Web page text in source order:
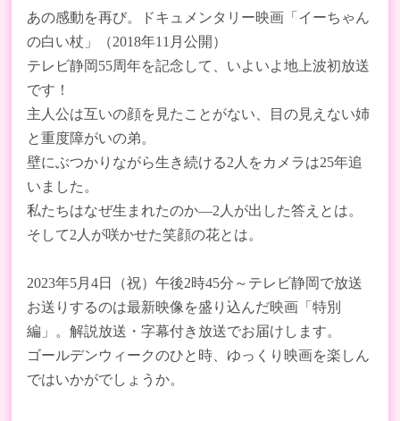
あの感動を再び。ドキュメンタリー映画「イーちゃん
の白い杖」（2018年11月公開）
テレビ静岡55周年を記念して、いよいよ地上波初放送
です！
主人公は互いの顔を見たことがない、目の見えない姉
と重度障がいの弟。
壁にぶつかりながら生き続ける2 人をカメラは25年追
いました。
私たちはなぜ生まれたのか―2 人が出した答えとは。
そして2 人が咲かせた笑顔の花とは。
2023年5月4日（祝）午後2時45分～テレビ静岡で放送
お送りするのは最新映像を盛り込んだ映画「特別
編」。解説放送・字幕付き放送でお届けします。
ゴールデンウィークのひと時、ゆっくり映画を楽しん
ではいかがでしょうか。